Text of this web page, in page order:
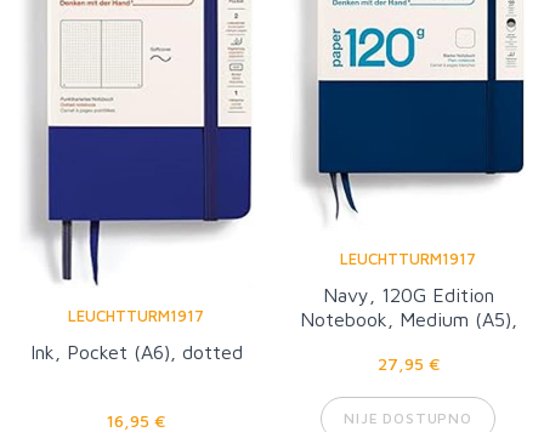
LEUCHTTURM1917
Ink, Pocket (A6), dotted
16,95 €
LEUCHTTURM1917
Navy, 120G Edition
Notebook, Medium (A5),
27,95 €
NIJE DOSTUPNO